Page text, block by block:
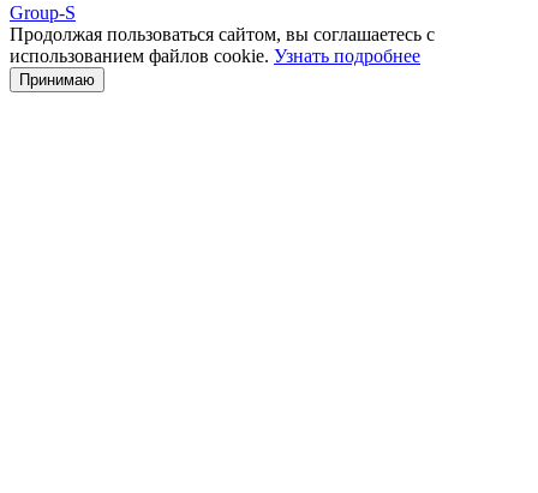
Group-S
Продолжая пользоваться сайтом, вы соглашаетесь с
использованием файлов cookie. Узнать подробнее
Принимаю